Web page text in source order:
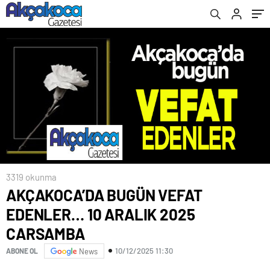
3319 okunma
AKÇAKOCA’DA BUGÜN VEFAT
EDENLER… 10 ARALIK 2025
CARSAMBA
ABONE OL News 10/12/2025 11:30